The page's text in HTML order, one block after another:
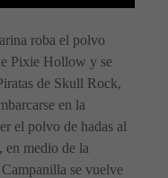
roba el polvo
Pixie Hollow y se
de Skull Rock,
en la
el polvo de hadas al
en medio de la
se vuelve